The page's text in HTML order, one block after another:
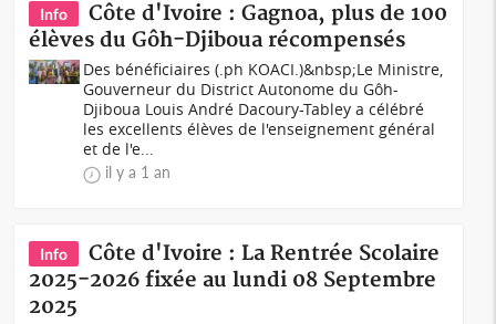
Info
Côte d'Ivoire : Gagnoa, plus de 100
élèves du Gôh-Djiboua récompensés
Des bénéficiaires (.ph KOACI.)&nbsp;Le Ministre,
Gouverneur du District Autonome du Gôh-
Djiboua Louis André Dacoury-Tabley a célébré
les excellents élèves de l'enseignement général
et de l'e...
il y a 1 an
Info
Côte d'Ivoire : La Rentrée Scolaire
2025-2026 fixée au lundi 08 Septembre
2025